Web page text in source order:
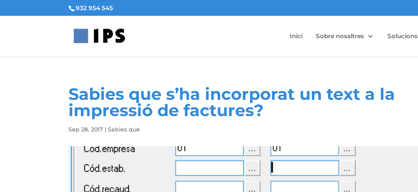
932 954 545
Inici Sobre nosaltres Solucions
Sabies que s’ha incorporat un text a la
impressió de factures?
Sep 28, 2017 |Sabies que